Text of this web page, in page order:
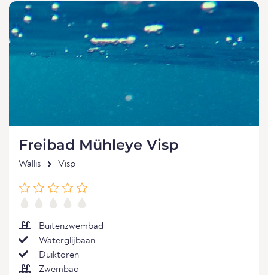
Freibad Mühleye Visp
Wallis Visp
Buitenzwembad
Waterglijbaan
Duiktoren
Zwembad